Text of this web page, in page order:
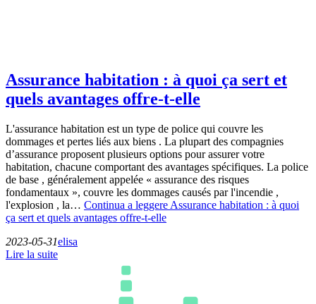
Assurance habitation : à quoi ça sert et
quels avantages offre-t-elle
L'assurance habitation est un type de police qui couvre les
dommages et pertes liés aux biens . La plupart des compagnies
d’assurance proposent plusieurs options pour assurer votre
habitation, chacune comportant des avantages spécifiques. La police
de base , généralement appelée « assurance des risques
fondamentaux », couvre les dommages causés par l'incendie ,
l'explosion , la… Continua a leggere Assurance habitation : à quoi
ça sert et quels avantages offre-t-elle
2023-05-31elisa
Lire la suite